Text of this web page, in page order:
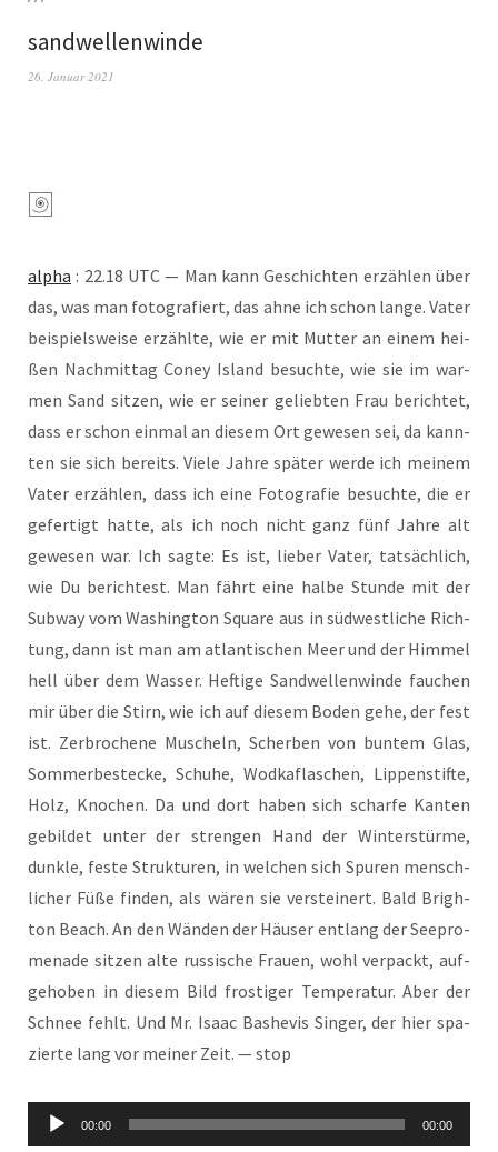
sandwellenwinde
26. Januar 2021
alpha : 22.18 UTC — Man kann Geschich­ten erzäh­len über
das, was man foto­gra­fiert, das ahne ich schon lan­ge. Vater
bei­spiels­wei­se erzähl­te, wie er mit Mut­ter an einem hei­
ßen Nach­mit­tag Coney Island besuch­te, wie sie im war­
men Sand sit­zen, wie er sei­ner gelieb­ten Frau berich­tet,
dass er schon ein­mal an die­sem Ort gewe­sen sei, da kann­
ten sie sich bereits. Vie­le Jah­re spä­ter wer­de ich mei­nem
Vater erzäh­len, dass ich eine Foto­gra­fie besuch­te, die er
gefer­tigt hat­te, als ich noch nicht ganz fünf Jah­re alt
gewe­sen war. Ich sag­te: Es ist, lie­ber Vater, tat­säch­lich,
wie Du berich­test. Man fährt eine hal­be Stun­de mit der
Sub­way vom Washing­ton Squa­re aus in süd­west­li­che Rich­
tung, dann ist man am atlan­ti­schen Meer und der Him­mel
hell über dem Was­ser. Hef­ti­ge Sand­wel­len­win­de fau­chen
mir über die Stirn, wie ich auf die­sem Boden gehe, der fest
ist. Zer­bro­che­ne Muscheln, Scher­ben von bun­tem Glas,
Som­mer­be­stecke, Schu­he, Wod­ka­fla­schen, Lip­pen­stif­te,
Holz, Kno­chen. Da und dort haben sich schar­fe Kan­ten
gebil­det unter der stren­gen Hand der Win­ter­stür­me,
dunk­le, fes­te Struk­tu­ren, in wel­chen sich Spu­ren mensch­
li­cher Füße fin­den, als wären sie ver­stei­nert. Bald Brigh­
ton Beach. An den Wän­den der Häu­ser ent­lang der See­pro­
me­na­de sit­zen alte rus­si­sche Frau­en, wohl ver­packt, auf­
ge­ho­ben in die­sem Bild fros­ti­ger Tem­pe­ra­tur. Aber der
Schnee fehlt. Und Mr. Isaac Bas­he­vis Sin­ger, der hier spa­
zier­te lang vor mei­ner Zeit. — stop
Audio-
Player
00:00 00:00